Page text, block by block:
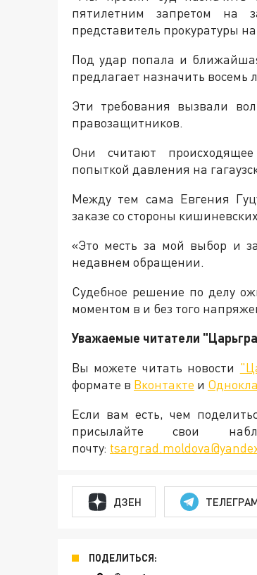
пятилетним запретом на
представитель прокуратуры
Под удар попала и
предлагает назначить восемь
Эти требования вызвали
правозащитников.
Они считают
попыткой давления на
Между тем сама Евгения
заказе со стороны
«Это месть за мой выбор и
недавнем обращении.
Судебное решение по делу
моментом в и без того
Уважаемые читатели
Вы можете читать новости
формате в Вконтакте и
Если вам есть, чем
присылайте свои
почту:
ДЗЕН
ПОДЕЛИТЬСЯ: